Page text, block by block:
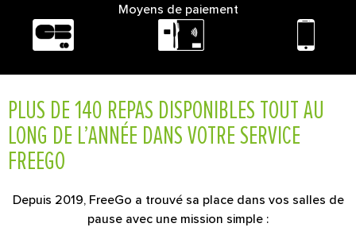
Moyens de paiement
PLUS DE 140 REPAS DISPONIBLES TOUT AU
LONG DE L’ANNÉE DANS VOTRE SERVICE
FREEGO
Depuis 2019, FreeGo a trouvé sa place dans vos salles de
pause avec une mission simple :